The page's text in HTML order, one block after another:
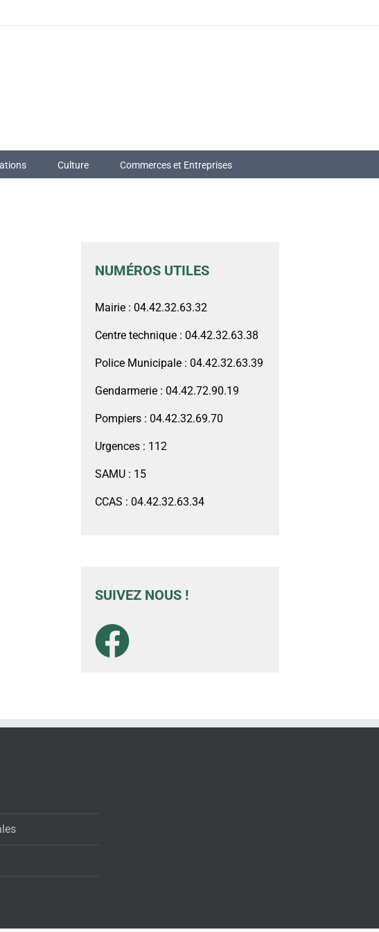
Culture Commerces et Entreprises
NUMÉROS UTILES
Mairie : 04.42.32.63.32
Centre technique : 04.42.32.63.38
Police Municipale : 04.42.32.63.39
Gendarmerie : 04.42.72.90.19
Pompiers : 04.42.32.69.70
Urgences : 112
SAMU : 15
CCAS : 04.42.32.63.34
SUIVEZ NOUS !